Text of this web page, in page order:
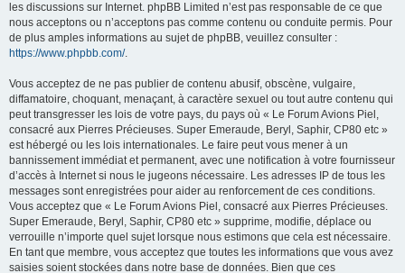
les discussions sur Internet. phpBB Limited n’est pas responsable de ce que
nous acceptons ou n’acceptons pas comme contenu ou conduite permis. Pour
de plus amples informations au sujet de phpBB, veuillez consulter :
https://www.phpbb.com/.
Vous acceptez de ne pas publier de contenu abusif, obscène, vulgaire,
diffamatoire, choquant, menaçant, à caractère sexuel ou tout autre contenu qui
peut transgresser les lois de votre pays, du pays où « Le Forum Avions Piel,
consacré aux Pierres Précieuses. Super Emeraude, Beryl, Saphir, CP80 etc »
est hébergé ou les lois internationales. Le faire peut vous mener à un
bannissement immédiat et permanent, avec une notification à votre fournisseur
d’accès à Internet si nous le jugeons nécessaire. Les adresses IP de tous les
messages sont enregistrées pour aider au renforcement de ces conditions.
Vous acceptez que « Le Forum Avions Piel, consacré aux Pierres Précieuses.
Super Emeraude, Beryl, Saphir, CP80 etc » supprime, modifie, déplace ou
verrouille n’importe quel sujet lorsque nous estimons que cela est nécessaire.
En tant que membre, vous acceptez que toutes les informations que vous avez
saisies soient stockées dans notre base de données. Bien que ces